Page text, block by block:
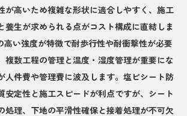
が高いため複雑な形状に適合しやすく、施工
養生が求められる点がコスト構成に直結しま
高い強度が特徴で耐歩行性や耐衝撃性が必要
複数工程の管理と温度・湿度管理が重要にな
人件費や管理費に波及します。塩ビシート防
安定性と施工スピードが利点ですが、シート
処理、下地の平滑性確保と接着処理が不可欠